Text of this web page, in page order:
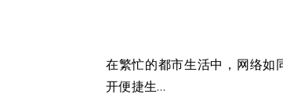
在繁忙的都市生活中，网络如同空气，无处不在。而选择一个合适的充值网络，就像挑选一把钥匙，能打
开便捷生…